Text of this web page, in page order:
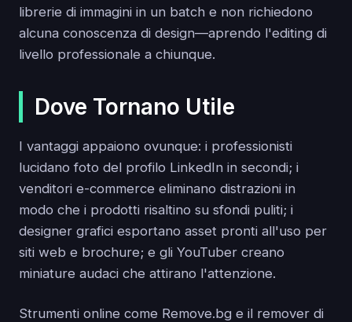
librerie di immagini in un batch e non richiedono
alcuna conoscenza di design—aprendo l'editing di
livello professionale a chiunque.
Dove Tornano Utile
I vantaggi appaiono ovunque: i professionisti
lucidano foto del profilo LinkedIn in secondi; i
venditori e-commerce eliminano distrazioni in
modo che i prodotti risaltino su sfondi puliti; i
designer grafici esportano asset pronti all'uso per
siti web e brochure; e gli YouTuber creano
miniature audaci che attirano l'attenzione.
Strumenti online come Remove.bg e il remover di